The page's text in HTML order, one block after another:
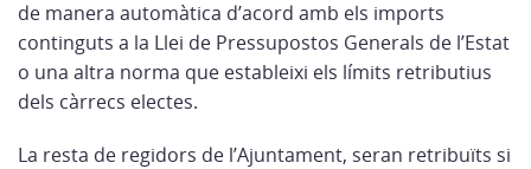
de manera automàtica d’acord amb els imports
continguts a la Llei de Pressupostos Generals de l’Estat
o una altra norma que estableixi els límits retributius
dels càrrecs electes.
La resta de regidors de l’Ajuntament, seran retribuïts si